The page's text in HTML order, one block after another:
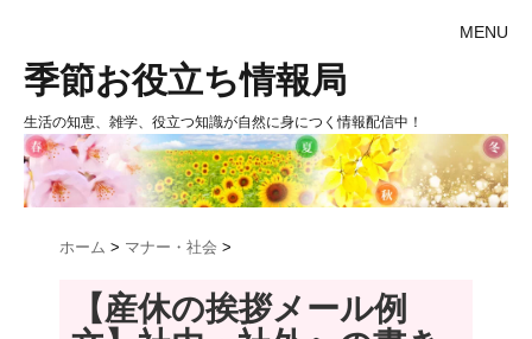
MENU
季節お役立ち情報局
生活の知恵、雑学、役立つ知識が自然に身につく情報配信中！
ホーム > マナー・社会 >
【産休の挨拶メール例